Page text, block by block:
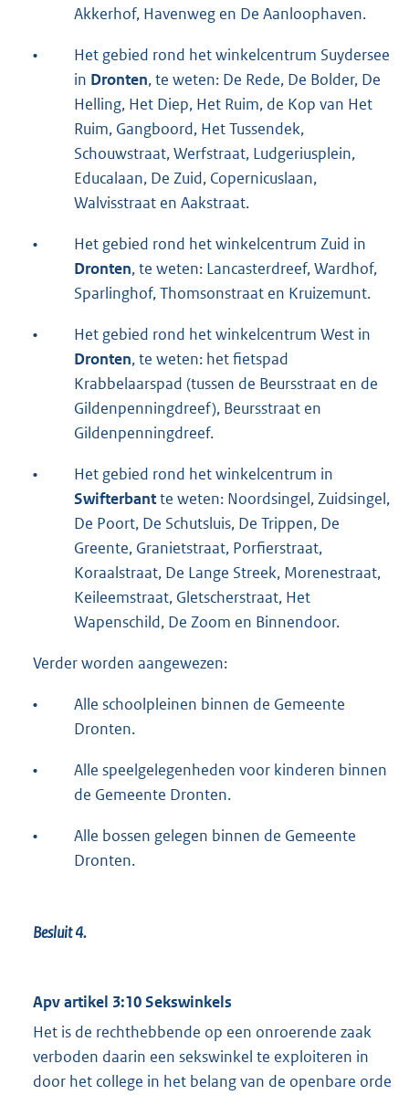
Akkerhof, Havenweg en De Aanloophaven.
•
Het gebied rond het winkelcentrum Suydersee
in Dronten, te weten: De Rede, De Bolder, De
Helling, Het Diep, Het Ruim, de Kop van Het
Ruim, Gangboord, Het Tussendek,
Schouwstraat, Werfstraat, Ludgeriusplein,
Educalaan, De Zuid, Copernicuslaan,
Walvisstraat en Aakstraat.
•
Het gebied rond het winkelcentrum Zuid in
Dronten, te weten: Lancasterdreef, Wardhof,
Sparlinghof, Thomsonstraat en Kruizemunt.
•
Het gebied rond het winkelcentrum West in
Dronten, te weten: het fietspad
Krabbelaarspad (tussen de Beursstraat en de
Gildenpenningdreef), Beursstraat en
Gildenpenningdreef.
•
Het gebied rond het winkelcentrum in
Swifterbantte weten: Noordsingel, Zuidsingel,
De Poort, De Schutsluis, De Trippen, De
Greente, Granietstraat, Porfierstraat,
Koraalstraat, De Lange Streek, Morenestraat,
Keileemstraat, Gletscherstraat, Het
Wapenschild, De Zoom en Binnendoor.
Verder worden aangewezen:
•
Alle schoolpleinen binnen de Gemeente
Dronten.
•
Alle speelgelegenheden voor kinderen binnen
de Gemeente Dronten.
•
Alle bossen gelegen binnen de Gemeente
Dronten.
Besluit 4.
Apv artikel 3:10 Sekswinkels
Het is de rechthebbende op een onroerende zaak
verboden daarin een sekswinkel te exploiteren in
door het college in het belang van de openbare orde